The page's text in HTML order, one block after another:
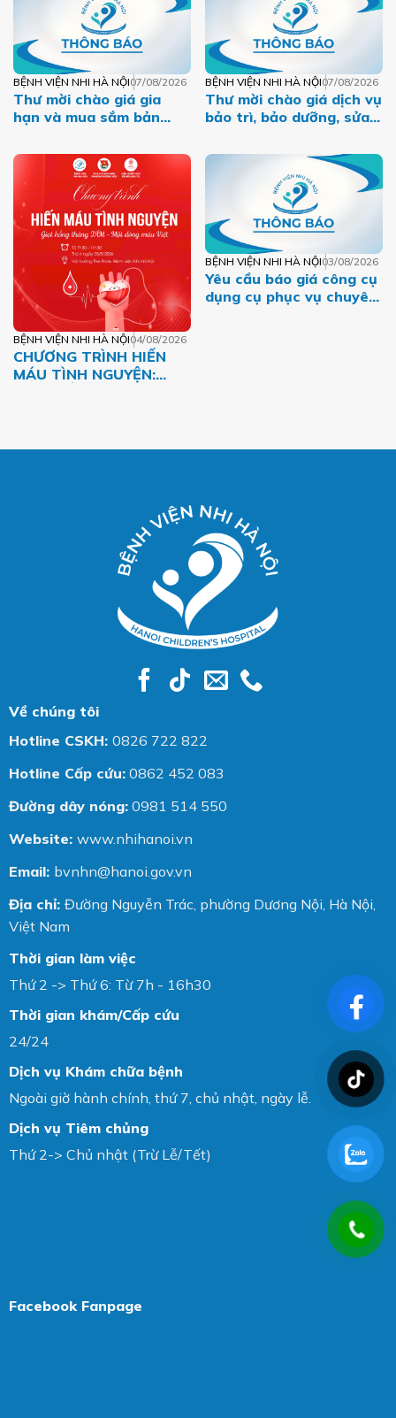
BỆNH VIỆN NHI HÀ NỘI07/08/2026
Thư mời chào giá gia
hạn và mua sắm bản
BỆNH VIỆN NHI HÀ NỘI07/08/2026
Thư mời chào giá dịch vụ
bảo trì, bảo dưỡng, sửa
máy photo năm 2026
BỆNH VIỆN NHI HÀ NỘI04/08/2026
CHƯƠNG TRÌNH HIẾN
MÁU TÌNH NGUYỆN:
BỆNH VIỆN NHI HÀ NỘI03/08/2026
Yêu cầu báo giá công cụ
dụng cụ phục vụ chuyên
Về chúng tôi
Hotline CSKH: 0826 722 822
Hotline Cấp cứu: 0862 452 083
Đường dây nóng: 0981 514 550
Website: www.nhihanoi.vn
Email: bvnhn@hanoi.gov.vn
Địa chỉ: Đường Nguyễn Trác, phường Dương Nội, Hà Nội,
Việt Nam
Thời gian làm việc
Thứ 2 -> Thứ 6: Từ 7h - 16h30
Thời gian khám/Cấp cứu
24/24
Dịch vụ Khám chữa bệnh
Ngoài giờ hành chính, thứ 7, chủ nhật, ngày lễ.
Dịch vụ Tiêm chủng
Thứ 2-> Chủ nhật (Trừ Lễ/Tết)
Facebook Fanpage